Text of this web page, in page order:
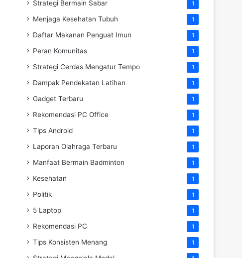
Strategi Bermain Sabar 1
Menjaga Kesehatan Tubuh 1
Daftar Makanan Penguat Imun 1
Peran Komunitas 1
Strategi Cerdas Mengatur Tempo 1
Dampak Pendekatan Latihan 1
Gadget Terbaru 1
Rekomendasi PC Office 1
Tips Android 1
Laporan Olahraga Terbaru 1
Manfaat Bermain Badminton 1
Kesehatan 1
Politik 1
5 Laptop 1
Rekomendasi PC 1
Tips Konsisten Menang 1